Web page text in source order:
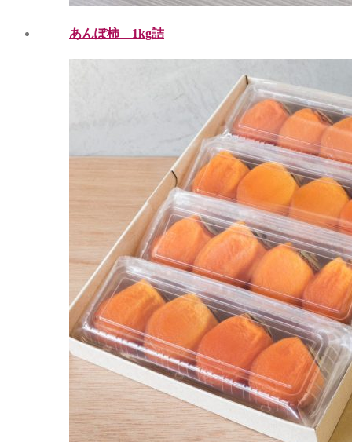
あんぽ柿 1kg詰